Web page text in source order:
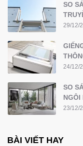
SO
29/12/
24/12/
SO
NGÔI
23/12/
BÀI VIẾT HAY